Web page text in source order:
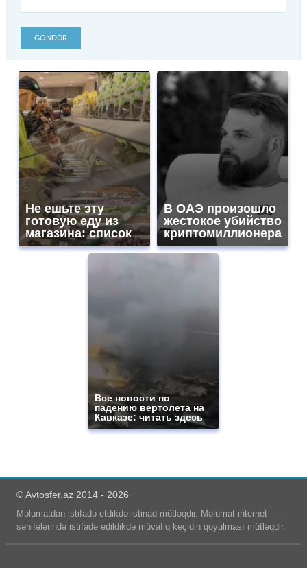
GÖNDƏR
Не ешьте эту
готовую еду из
магазина: список
В ОАЭ произошло
жестокое убийство
криптомиллионера
Все новости по
падению вертолета на
Кавказе: читать здесь
© Avtosfer.az 2014 - 2026
Məlumatdan istifadə etdikdə istinad mütləqdir. Məlumat internet
səhifələrində istifadə edildikdə müvafiq keçidin qoyulması mütləqdir.